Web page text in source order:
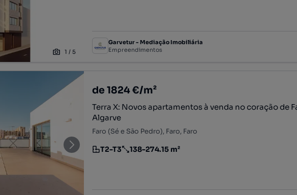
1 / 5
Garvetur - Mediação Imobiliária
Empreendimentos
de 1824 €/m²
Terra X: Novos apartamentos à venda no coração de
Algarve
Faro (Sé e São Pedro), Faro, Faro
Tipologia
T2-T3
Preço por metro quadrado
138-274.15 m²